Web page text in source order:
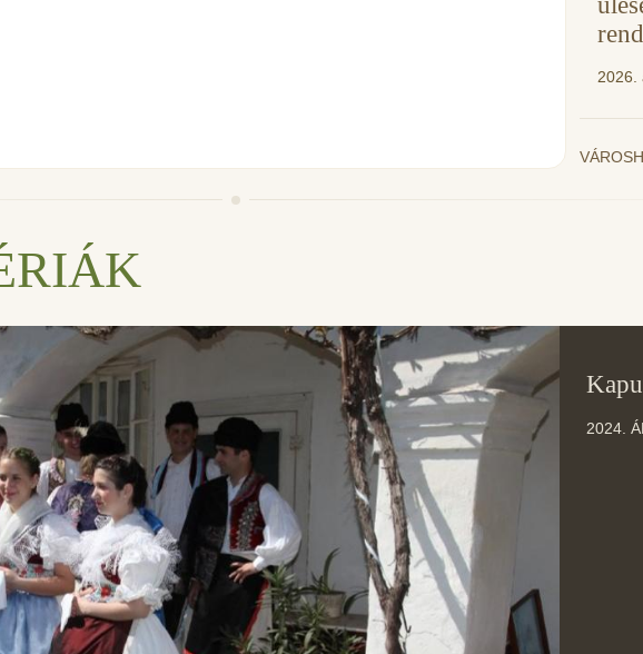
2026.
2024.